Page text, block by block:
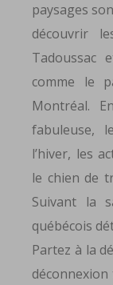
paysages
découvrir
Tadoussac
comme le
Montréal.
fabuleuse,
l’hiver, les
le chien de
Suivant la
québécois
Partez à la